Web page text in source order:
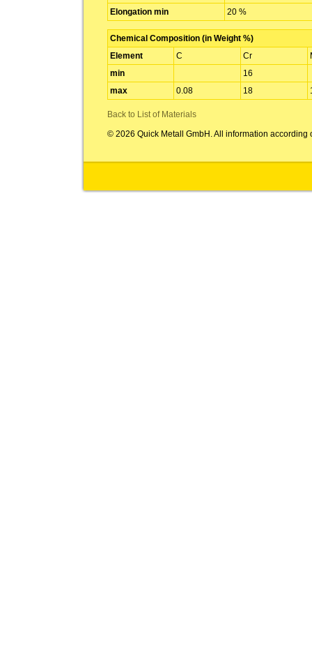
Elongation min
20 %
Chemical Composition (in Weight %)
Element
C Cr
min
16
max
0.08 18
Back to List of Materials
© 2026 Quick Metall GmbH. All information